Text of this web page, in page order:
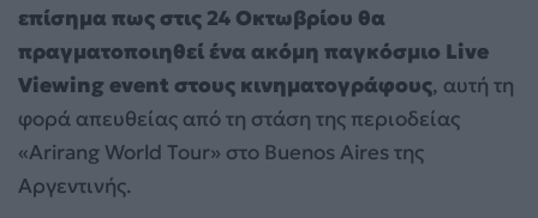
επίσημα πως στις 24 Οκτωβρίου θα
πραγματοποιηθεί ένα ακόμη παγκόσμιο Live
Viewing event στους κινηματογράφους, αυτή τη
φορά απευθείας από τη στάση της περιοδείας
«Arirang World Tour» στο Buenos Aires της
Αργεντινής.